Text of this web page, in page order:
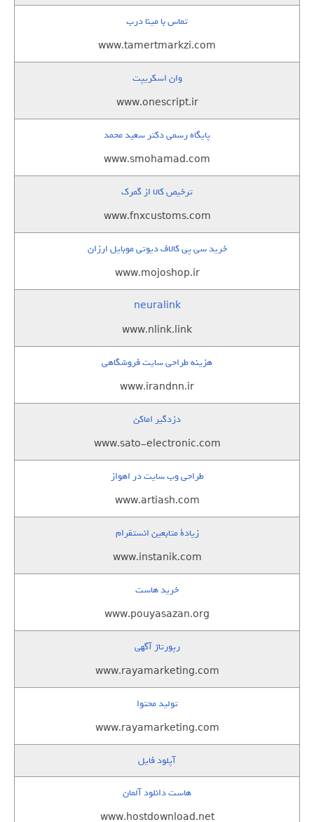
تماس با مینا درب
www.tamertmarkzi.com
وان اسکریپت
www.onescript.ir
پایگاه رسمی دکتر سعید محمد
www.smohamad.com
ترخیص کالا از گمرک
www.fnxcustoms.com
خرید سی پی کالاف دیوتی موبایل ارزان
www.mojoshop.ir
neuralink
www.nlink.link
هزینه طراحی سایت فروشگاهی
www.irandnn.ir
دزدگیر اماکن
www.sato-electronic.com
طراحی وب سایت در اهواز
www.artiash.com
زيادة متابعين انستقرام
www.instanik.com
خرید هاست
www.pouyasazan.org
رپورتاژ آگهی
www.rayamarketing.com
تولید محتوا
www.rayamarketing.com
آپلود فایل
هاست دانلود آلمان
www.hostdownload.net